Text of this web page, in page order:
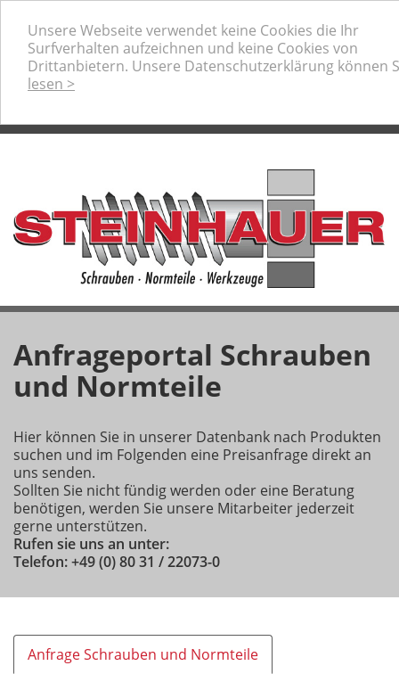
Unsere Webseite verwendet keine Cookies die Ihr
Surfverhalten aufzeichnen und keine Cookies von
Drittanbietern. Unsere Datenschutzerklärung können
lesen >
und Werkzeuge
Telefon:+49 (0) 80 31 / 22073-0
Anfrage-Warenkorb
Anfrageportal Schrauben
und Normteile
Hier können Sie in unserer Datenbank nach Produkten
suchen und im Folgenden eine Preisanfrage direkt an
uns senden.
Sollten Sie nicht fündig werden oder eine Beratung
benötigen, werden Sie unsere Mitarbeiter jederzeit
gerne unterstützen.
Rufen sie uns an unter:
Telefon: +49 (0) 80 31 / 22073-0
Anfrage Schrauben und Normteile